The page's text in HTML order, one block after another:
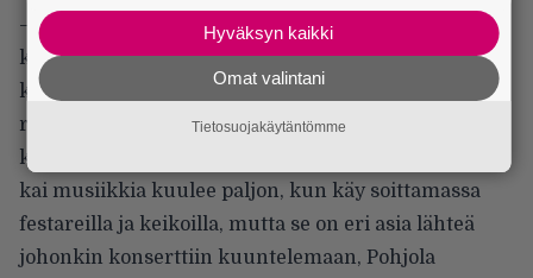
– Olen pyrkinyt tämän vuoden sisällä siihen, että
kävisin vähintään kerran kuussa jossakin
konsertissa. Mutta se on näissä elämän
ruuhkavuosissa ollut niin, että konserteissa
käyminen on ikävä kyllä käynyt liian vähälle. Totta
kai musiikkia kuulee paljon, kun käy soittamassa
festareilla ja keikoilla, mutta se on eri asia lähteä
johonkin konserttiin kuuntelemaan, Pohjola
Hyväksyn kaikki
Omat valintani
Tietosuojakäytäntömme